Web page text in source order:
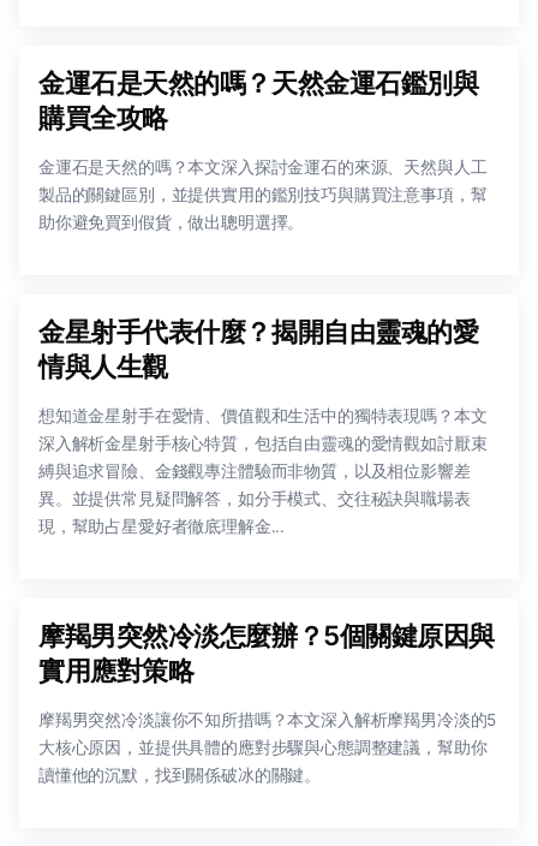
金運石是天然的嗎？天然金運石鑑別與
購買全攻略
金運石是天然的嗎？本文深入探討金運石的來源、天然與人工
製品的關鍵區別，並提供實用的鑑別技巧與購買注意事項，幫
助你避免買到假貨，做出聰明選擇。
金星射手代表什麼？揭開自由靈魂的愛
情與人生觀
想知道金星射手在愛情、價值觀和生活中的獨特表現嗎？本文
深入解析金星射手核心特質，包括自由靈魂的愛情觀如討厭束
縛與追求冒險、金錢觀專注體驗而非物質，以及相位影響差
異。並提供常見疑問解答，如分手模式、交往秘訣與職場表
現，幫助占星愛好者徹底理解金...
摩羯男突然冷淡怎麼辦？5個關鍵原因與
實用應對策略
摩羯男突然冷淡讓你不知所措嗎？本文深入解析摩羯男冷淡的5
大核心原因，並提供具體的應對步驟與心態調整建議，幫助你
讀懂他的沉默，找到關係破冰的關鍵。